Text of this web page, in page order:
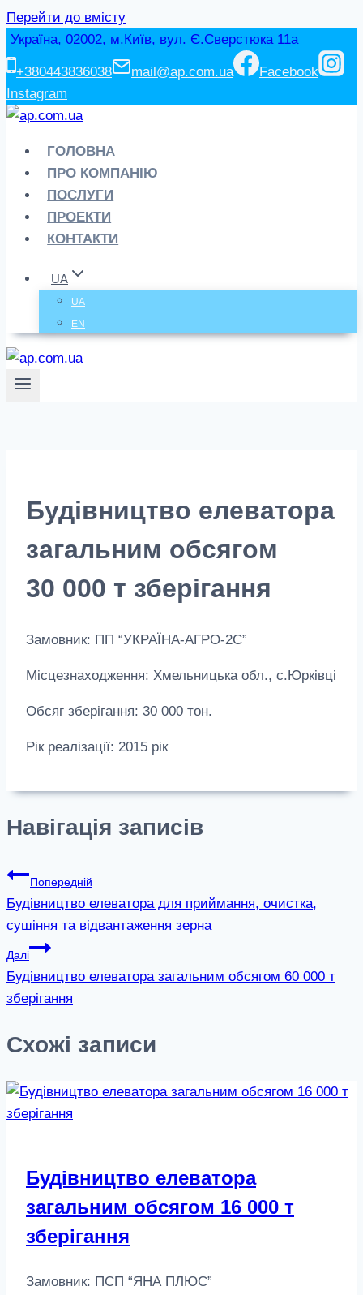
Перейти до вмісту
Україна, 02002, м.Київ, вул. Є.Сверстюка 11а
+380443836038 mail@ap.com.ua
Facebook
Instagram
ГОЛОВНА
ПРО КОМПАНІЮ
ПОСЛУГИ
ПРОЕКТИ
КОНТАКТИ
UA
UA
EN
Будівництво елеватора
загальним обсягом
30 000 т зберігання
Замовник: ПП “УКРАЇНА-АГРО-2С”
Місцезнаходження: Хмельницька обл., с.Юрківці
Обсяг зберігання: 30 000 тон.
Рік реалізації: 2015 рік
Навігація записів
Попередній
Будівництво елеватора для приймання, очистка,
сушіння та відвантаження зерна
Далі
Будівництво елеватора загальним обсягом 60 000 т
зберігання
Схожі записи
Будівництво елеватора
загальним обсягом 16 000 т
зберігання
Замовник: ПСП “ЯНА ПЛЮС”